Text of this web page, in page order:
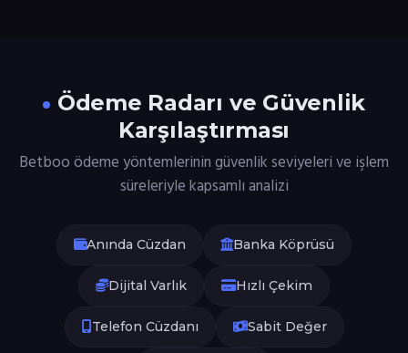
Ödeme Radarı ve Güvenlik
Karşılaştırması
Betboo ödeme yöntemlerinin güvenlik seviyeleri ve işlem
süreleriyle kapsamlı analizi
Anında Cüzdan Banka Köprüsü
Dijital Varlık Hızlı Çekim
Telefon Cüzdanı Sabit Değer